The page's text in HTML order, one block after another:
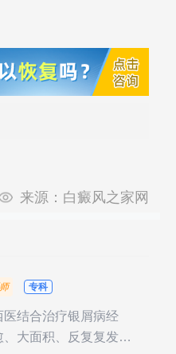
来源： 白癜风之家网
专科
结合治疗银屑病经
大面积、反复复发性